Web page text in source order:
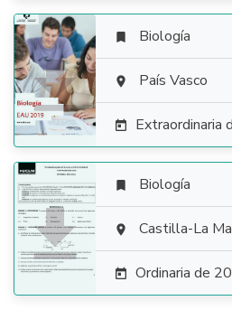

 Biología
 País Vasco
 Extraordinaria

 Biología
 Castilla-La
 Ordinaria de